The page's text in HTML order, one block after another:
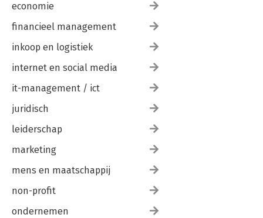
economie
financieel management
inkoop en logistiek
internet en social media
it-management / ict
juridisch
leiderschap
marketing
mens en maatschappij
non-profit
ondernemen